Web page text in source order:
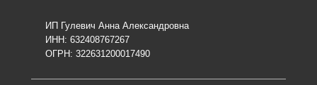
ИП Гулевич Анна Александровна
ИНН: 632408767267
ОГРН: 322631200017490